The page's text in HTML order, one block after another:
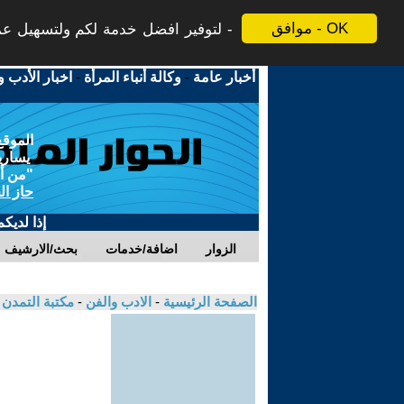
موافق - OK لتوفير افضل خدمة لكم ولتسهيل
أخبار عامة -وكالة أنباء المرأة - اخبار الأدب
"من
حاز
إذا
بحث/الارشيف اضافة/خدمات الزوار
الصفحة الرئيسية - الادب والفن - مكتبة